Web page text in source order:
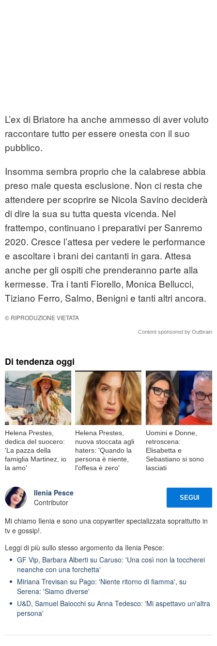
L’ex di Briatore ha anche ammesso di aver voluto
raccontare tutto per essere onesta con il suo
pubblico.
Insomma sembra proprio che la calabrese abbia
preso male questa esclusione. Non ci resta che
attendere per scoprire se Nicola Savino deciderà
di dire la sua su tutta questa vicenda. Nel
frattempo, continuano i preparativi per Sanremo
2020. Cresce l’attesa per vedere le performance
e ascoltare i brani dei cantanti in gara. Attesa
anche per gli ospiti che prenderanno parte alla
kermesse. Tra i tanti Fiorello, Monica Bellucci,
Tiziano Ferro, Salmo, Benigni e tanti altri ancora.
© RIPRODUZIONE VIETATA
Content sponsored by Outbrain
Di tendenza oggi
Helena Prestes,
dedica del suocero:
'La pazza della
famiglia Martinez, io
la amo'
Helena Prestes,
nuova stoccata agli
haters: 'Quando la
persona è niente,
l'offesa è zero'
Uomini e Donne,
retroscena:
Elisabetta e
Sebastiano si sono
lasciati
Ilenia Pesce
Contributor
SEGUI
Mi chiamo Ilenia e sono una copywriter specializzata soprattutto in
tv e gossip!.
Leggi di più sullo stesso argomento da Ilenia Pesce:
GF Vip, Barbara Alberti su Caruso: 'Una così non la toccherei
neanche con una forchetta'
Miriana Trevisan su Pago: 'Niente ritorno di fiamma', su
Serena: 'Siamo diverse'
U&D, Samuel Baiocchi su Anna Tedesco: 'Mi aspettavo un'altra
persona'